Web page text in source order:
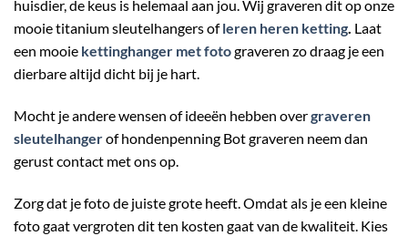
huisdier, de keus is helemaal aan jou. Wij graveren dit op onze
mooie titanium sleutelhangers ofleren heren ketting. Laat
een mooie kettinghanger met fotograveren zo draag je een
dierbare altijd dicht bij je hart.
Mocht je andere wensen of ideeën hebben overgraveren
sleutelhangerof hondenpenning Bot graveren neem dan
gerust contact met ons op.
Zorg dat je foto de juiste grote heeft. Omdat als je een kleine
foto gaat vergroten dit ten kosten gaat van de kwaliteit. Kies